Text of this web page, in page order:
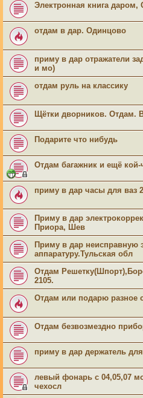
Электронная книга даром,
отдам в дар. Одинцово
приму в дар отражатели
и мо)
отдам руль на классику
Щётки дворников. Отдам.
Подарите что нибудь
Отдам багажник и ещё кой-
приму в дар часы для ваз
Приму в дар
Приора, Шев
Приму в дар неисправную
аппаратуру.Тульская обл
Отдам
2105.
Отдам или подарю разное
Отдам безвозмездно
приму в дар держатель
левый фонарь с 04,05,07
чехосл